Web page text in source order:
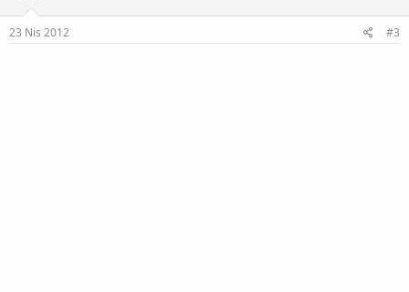
23 Nis 2012 #3